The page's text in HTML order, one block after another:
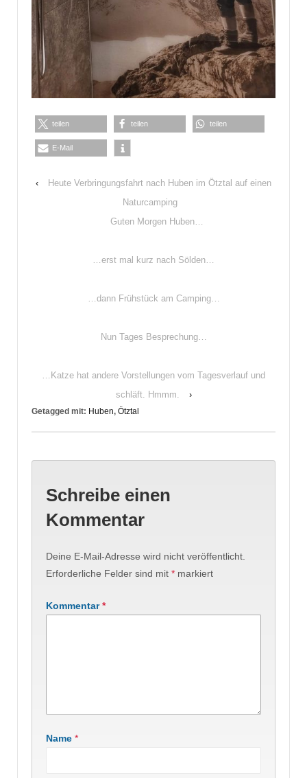
teilen teilen teilen
E-Mail
‹
Heute Verbringungsfahrt nach Huben im Ötztal auf einen
Naturcamping
Guten Morgen Huben…
…erst mal kurz nach Sölden…
…dann Frühstück am Camping…
Nun Tages Besprechung…
…Katze hat andere Vorstellungen vom Tagesverlauf und
schläft. Hmmm.
›
Getagged mit: Huben, Ötztal
Schreibe einen
Kommentar
Deine E-Mail-Adresse wird nicht veröffentlicht.
Erforderliche Felder sind mit * markiert
Kommentar*
Name *